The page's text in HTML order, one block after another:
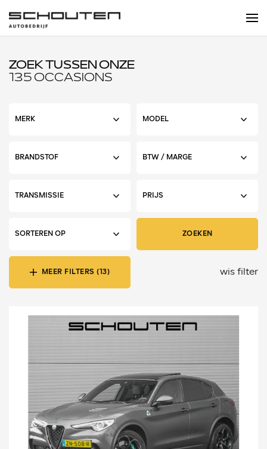
ZOEK TUSSEN ONZE
135 OCCASIONS
ZOEKEN
MEER FILTERS (13) wis filter